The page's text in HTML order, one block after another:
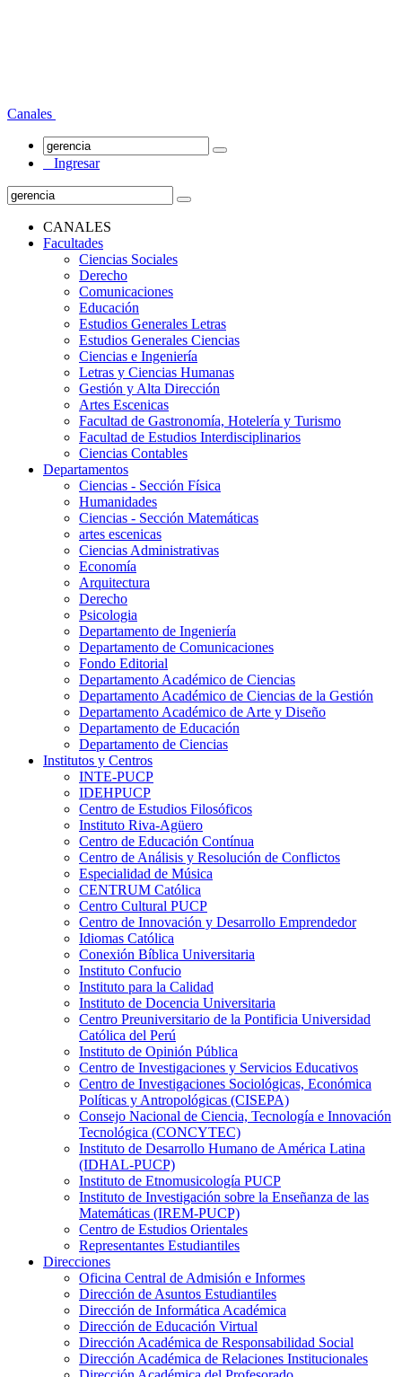
Canales
Ingresar
CANALES
Facultades
Ciencias Sociales
Derecho
Comunicaciones
Educación
Estudios Generales Letras
Estudios Generales Ciencias
Ciencias e Ingeniería
Letras y Ciencias Humanas
Gestión y Alta Dirección
Artes Escenicas
Facultad de Gastronomía, Hotelería y Turismo
Facultad de Estudios Interdisciplinarios
Ciencias Contables
Departamentos
Ciencias - Sección Física
Humanidades
Ciencias - Sección Matemáticas
artes escenicas
Ciencias Administrativas
Economía
Arquitectura
Derecho
Psicologia
Departamento de Ingeniería
Departamento de Comunicaciones
Fondo Editorial
Departamento Académico de Ciencias
Departamento Académico de Ciencias de la Gestión
Departamento Académico de Arte y Diseño
Departamento de Educación
Departamento de Ciencias
Institutos y Centros
INTE-PUCP
IDEHPUCP
Centro de Estudios Filosóficos
Instituto Riva-Agüero
Centro de Educación Contínua
Centro de Análisis y Resolución de Conflictos
Especialidad de Música
CENTRUM Católica
Centro Cultural PUCP
Centro de Innovación y Desarrollo Emprendedor
Idiomas Católica
Conexión Bíblica Universitaria
Instituto Confucio
Instituto para la Calidad
Instituto de Docencia Universitaria
Centro Preuniversitario de la Pontificia Universidad
Católica del Perú
Instituto de Opinión Pública
Centro de Investigaciones y Servicios Educativos
Centro de Investigaciones Sociológicas, Económica
Políticas y Antropológicas (CISEPA)
Consejo Nacional de Ciencia, Tecnología e Innovación
Tecnológica (CONCYTEC)
Instituto de Desarrollo Humano de América Latina
(IDHAL-PUCP)
Instituto de Etnomusicología PUCP
Instituto de Investigación sobre la Enseñanza de las
Matemáticas (IREM-PUCP)
Centro de Estudios Orientales
Representantes Estudiantiles
Direcciones
Oficina Central de Admisión e Informes
Dirección de Asuntos Estudiantiles
Dirección de Informática Académica
Dirección de Educación Virtual
Dirección Académica de Responsabilidad Social
Dirección Académica de Relaciones Institucionales